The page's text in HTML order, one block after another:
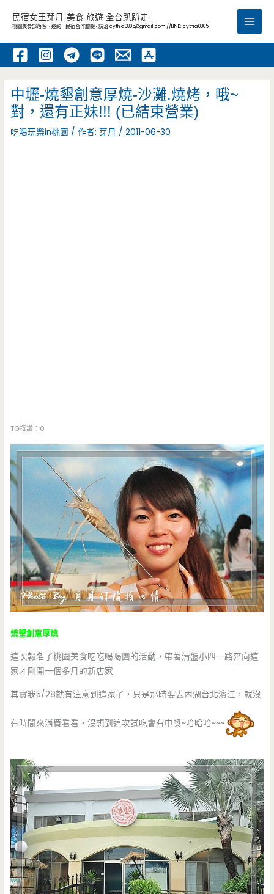
內
民宿女王芽月-美食.旅遊.全台趴趴走
桃園美食部落客，邀約 -民宿合作體驗~ 請洽cythia0805@gmail.com //LINE: cythia0805
Main
中壢-燒墾創意厚燒-沙灘.燒烤，哦~
對，還有正妹!!! (已結束營業)
吃喝玩樂in桃園 / 作者:芽月 /2011-06-30
TG按讚：0
燒墾創意厚燒
這次報名了桃園美食吃吃喝喝團的活動，帶著清盤小四一路奔向這
家才剛開一個多月的新店家
其實我5/28就有注意到這家了，只是那時要去內湖台北濱江，就沒
有時間來消費看看，沒想到這次試吃會有中獎~哈哈哈~~~